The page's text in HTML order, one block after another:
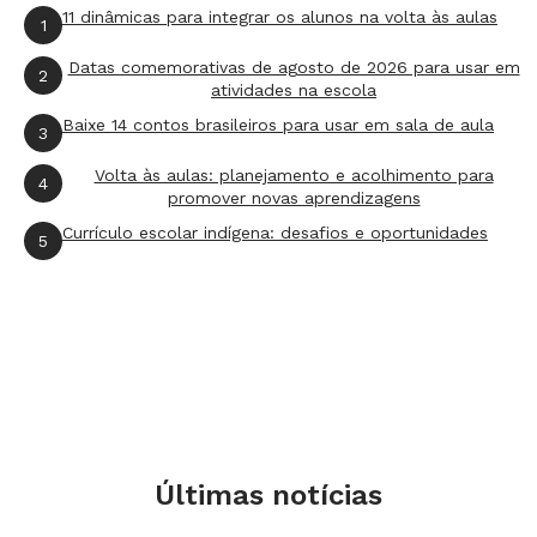
Atividade 5
Hora do faz-de-conta: sugira que cada um
escolha se quer brincar de casinha, fantasiar-se
ou maquiar-se. Ofereça novas possibilidades de
acessórios e de brincadeiras.
Avaliação
Tocar as diferentes partes do corpo é muito
1 11 dinâmicas para integrar os alunos na volta às aulas
2
Datas comemorativas de agosto de 2026 para usar em
atividades na escola
3 Baixe 14 contos brasileiros para usar em sala de aula
4
Volta às aulas: planejamento e acolhimento para
promover novas aprendizagens
5 Currículo escolar indígena: desafios e oportunidades
Últimas notícias